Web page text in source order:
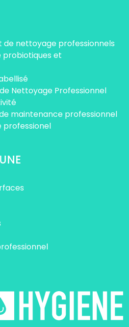
de nettoyage professionnels
probiotiques et
Nettoyage Professionnel
maintenance professionnel
professionel